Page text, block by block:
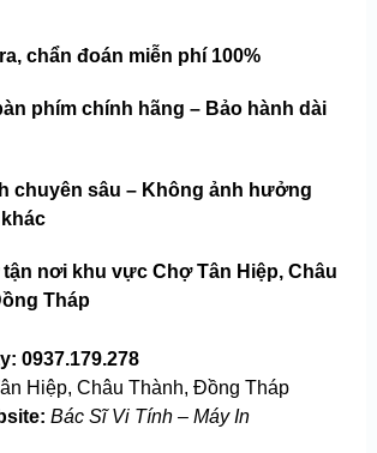
chẩn đoán miễn phí 100%
phím chính hãng – Bảo hành dài
chuyên sâu – Không ảnh hưởng
tận nơi khu vực Chợ Tân Hiệp, Châu
Tháp
0937.179.278
Hiệp, Châu Thành, Đồng Tháp
Bác Sĩ Vi Tính – Máy In